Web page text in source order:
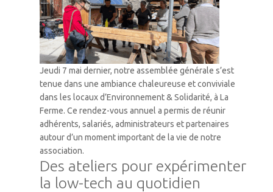
Jeudi 7 mai dernier, notre assemblée générale s’est
tenue dans une ambiance chaleureuse et conviviale
dans les locaux d’Environnement & Solidarité, à La
Ferme. Ce rendez-vous annuel a permis de réunir
adhérents, salariés, administrateurs et partenaires
autour d’un moment important de la vie de notre
association.
Des ateliers pour expérimenter
la low-tech au quotidien